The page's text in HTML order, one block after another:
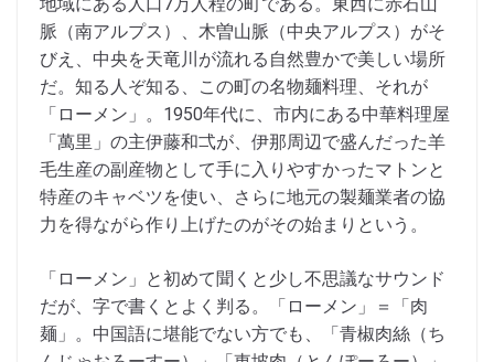
地域にある人口7万人程の町である。東西に赤石山
脈（南アルプス）、木曽山脈（中央アルプス）がそ
びえ、中央を天竜川が流れる自然豊かで美しい場所
だ。知る人ぞ知る、この町の名物麺料理、それが
「ローメン」。1950年代に、市内にある中華料理屋
「萬里」の主伊藤和弌が、伊那周辺で盛んだった羊
毛生産の副産物として手に入りやすかったマトンと
特産のキャベツを使い、さらに地元の製麺業者の協
力を得ながら作り上げたのがその始まりという。
「ローメン」と初めて聞くと少し不思議なサウンド
だが、字で書くとよく判る。「ローメン」＝「肉
麺」。中国語に堪能でない方でも、「青椒肉絲（ち